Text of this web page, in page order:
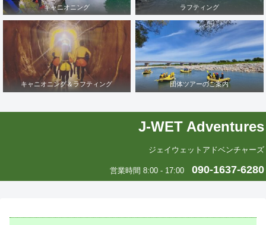
キャニオニング ラフティング
キャニオニング＆ラフティング 団体ツアーのご案内
J-WET Adventures
ジェイウェットアドベンチャーズ
営業時間 8:00 - 17:00 090-1637-6280